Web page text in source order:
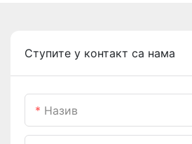
Ступите у контакт са нама
Назив